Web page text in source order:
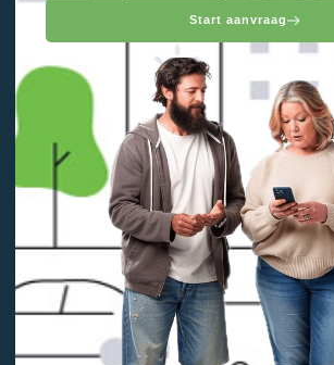
Start aanvraag